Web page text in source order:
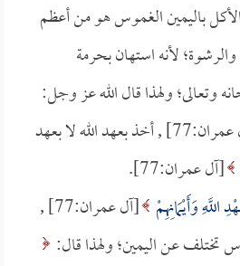
باليمين الغموس هو من أعظم
لأنه استهان بحرمة
وتعالى؛ ولهذا قال الله عز وجل:
[آل عمران:77] , أخذ بعهد الله لا بعهد
[آل عمران:77].
اللَّهِ وَأَيْمَانِهِمْ
[آل عمران:77] ,
تختلف عن اليمين؛ ولهذا قال: